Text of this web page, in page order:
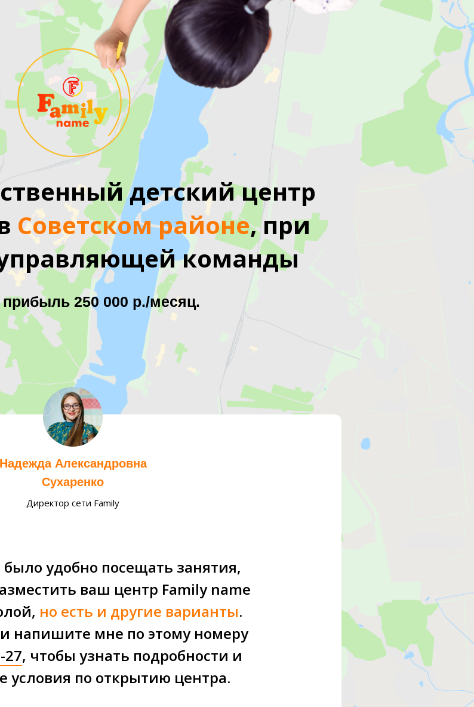
детский центр
Советском районе, при
команды
удобно посещать занятия,
ваш центр Family name
но есть и другие варианты.
напишите мне по этому номеру
27, чтобы узнать подробности и
условия по открытию центра.
прибыль 250 000 р./месяц.
Надежда Александровна
Сухаренко
Директор сети Family